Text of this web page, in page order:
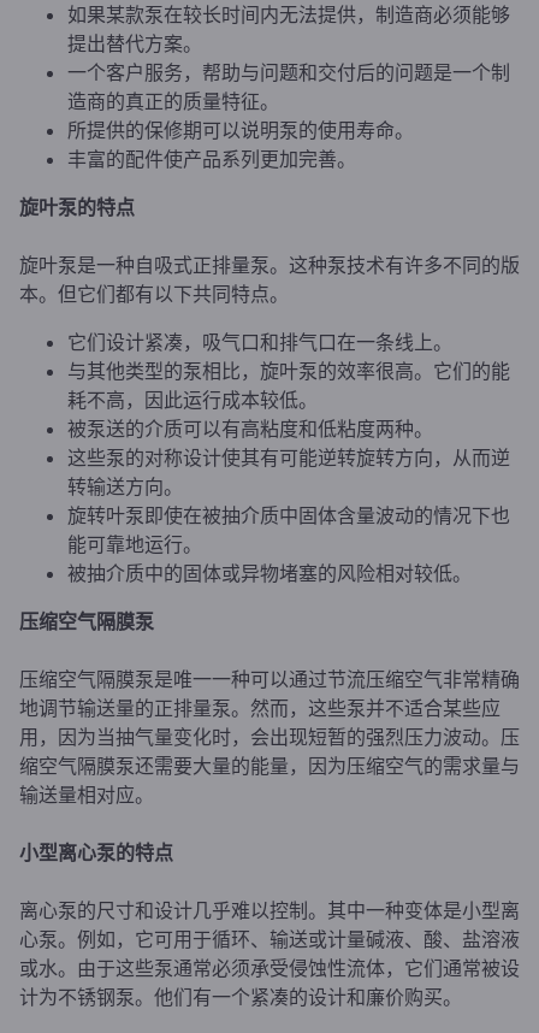
如果某款泵在较长时间内无法提供，制造商必须能够
提出替代方案。
一个客户服务，帮助与问题和交付后的问题是一个制
造商的真正的质量特征。
所提供的保修期可以说明泵的使用寿命。
丰富的配件使产品系列更加完善。
旋叶泵的特点
旋叶泵是一种自吸式正排量泵。这种泵技术有许多不同的版
本。但它们都有以下共同特点。
它们设计紧凑，吸气口和排气口在一条线上。
与其他类型的泵相比，旋叶泵的效率很高。它们的能
耗不高，因此运行成本较低。
被泵送的介质可以有高粘度和低粘度两种。
这些泵的对称设计使其有可能逆转旋转方向，从而逆
转输送方向。
旋转叶泵即使在被抽介质中固体含量波动的情况下也
能可靠地运行。
被抽介质中的固体或异物堵塞的风险相对较低。
压缩空气隔膜泵
压缩空气隔膜泵是唯一一种可以通过节流压缩空气非常精确
地调节输送量的正排量泵。然而，这些泵并不适合某些应
用，因为当抽气量变化时，会出现短暂的强烈压力波动。压
缩空气隔膜泵还需要大量的能量，因为压缩空气的需求量与
输送量相对应。
小型离心泵的特点
离心泵的尺寸和设计几乎难以控制。其中一种变体是小型离
心泵。例如，它可用于循环、输送或计量碱液、酸、盐溶液
或水。由于这些泵通常必须承受侵蚀性流体，它们通常被设
计为不锈钢泵。他们有一个紧凑的设计和廉价购买。